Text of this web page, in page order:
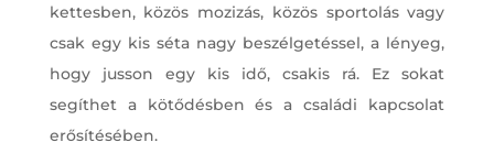
kettesben, közös mozizás, közös sportolás vagy
csak egy kis séta nagy beszélgetéssel, a lényeg,
hogy jusson egy kis idő, csakis rá. Ez sokat
segíthet a kötődésben és a családi kapcsolat
erősítésében.